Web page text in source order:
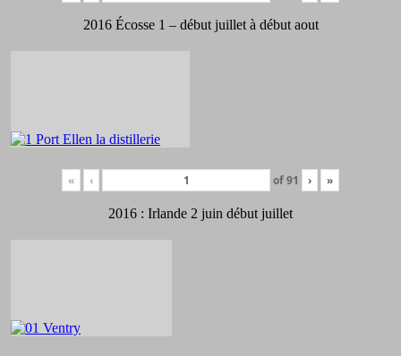
2016 Écosse 1 – début juillet à début aout
« ‹ of91 › »
2016 : Irlande 2 juin début juillet